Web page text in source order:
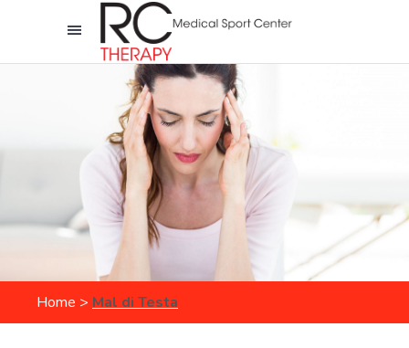
Home > Mal di Testa